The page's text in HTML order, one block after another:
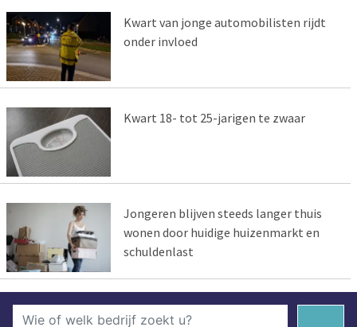
Kwart van jonge automobilisten rijdt
onder invloed
Kwart 18- tot 25-jarigen te zwaar
Jongeren blijven steeds langer thuis
wonen door huidige huizenmarkt en
schuldenlast